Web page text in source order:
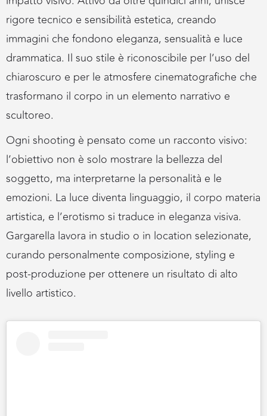
rigore tecnico e sensibilità estetica, creando
immagini che fondono eleganza, sensualità e luce
drammatica. Il suo stile è riconoscibile per l’uso del
chiaroscuro e per le atmosfere cinematografiche che
trasformano il corpo in un elemento narrativo e
scultoreo.
Ogni shooting è pensato come un racconto visivo:
l’obiettivo non è solo mostrare la bellezza del
soggetto, ma interpretarne la personalità e le
emozioni. La luce diventa linguaggio, il corpo materia
artistica, e l’erotismo si traduce in eleganza visiva.
Gargarella lavora in studio o in location selezionate,
curando personalmente composizione, styling e
post-produzione per ottenere un risultato di alto
livello artistico.